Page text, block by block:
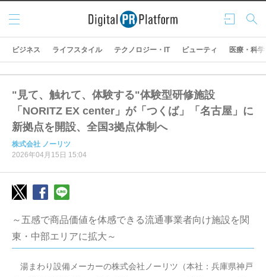
ログ
イン
検索
メニ
ュー
ビジネス ライフスタイル テクノロジー・IT ビューティ 医療・科学
"見て、触れて、体験する"体験型研修施設
「NORITZ EX center」が「つくば」「名古屋」に
新拠点を開設、全国3拠点体制へ
株式会社 ノーリツ
2026年04月15日 15:04
～五感で商品価値を体感できる流通事業者向け施設を関
東・中部エリアに拡大～
湯まわり設備メーカーの株式会社ノーリツ（本社：兵庫県神戸